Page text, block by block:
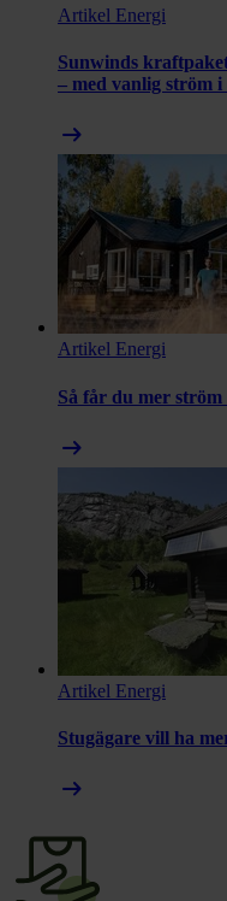
Artikel Energi
Sunwinds
– med vanlig ström i
arrow_right_alt
Artikel Energi
Så får du mer ström
arrow_right_alt
Artikel Energi
Stugägare vill ha
arrow_right_alt